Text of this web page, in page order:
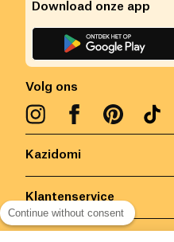
Kazidomi
Klantenservice
Volg ons
Download onze app
Continue without consent